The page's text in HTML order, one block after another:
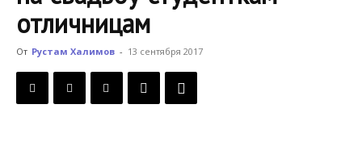
Кыргызстана
отличницам
От Рустам Халимов - 13 сентября 2017